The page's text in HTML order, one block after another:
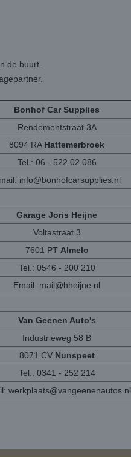
de buurt.
Bonhof Car Supplies
Rendementstraat 3A
8094 RA Hattemerbroek
Tel.: 06 - 522 02 086
info@bonhofcarsupplies.nl
Garage Joris Heijne
Voltastraat 3
7601 PT Almelo
Tel.: 0546 - 200 210
Email: mail@hheijne.nl
Van Geenen Auto's
Industrieweg 58 B
8071 CV Nunspeet
Tel.: 0341 - 252 214
werkplaats@vangeenenautos.nl